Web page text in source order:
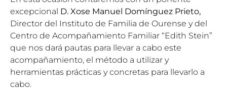
excepcional D. Xose Manuel Domínguez Prieto,
Director del Instituto de Familia de Ourense y del
Centro de Acompañamiento Familiar “Edith Stein”
que nos dará pautas para llevar a cabo este
acompañamiento, el método a utilizar y
herramientas prácticas y concretas para llevarlo a
cabo.